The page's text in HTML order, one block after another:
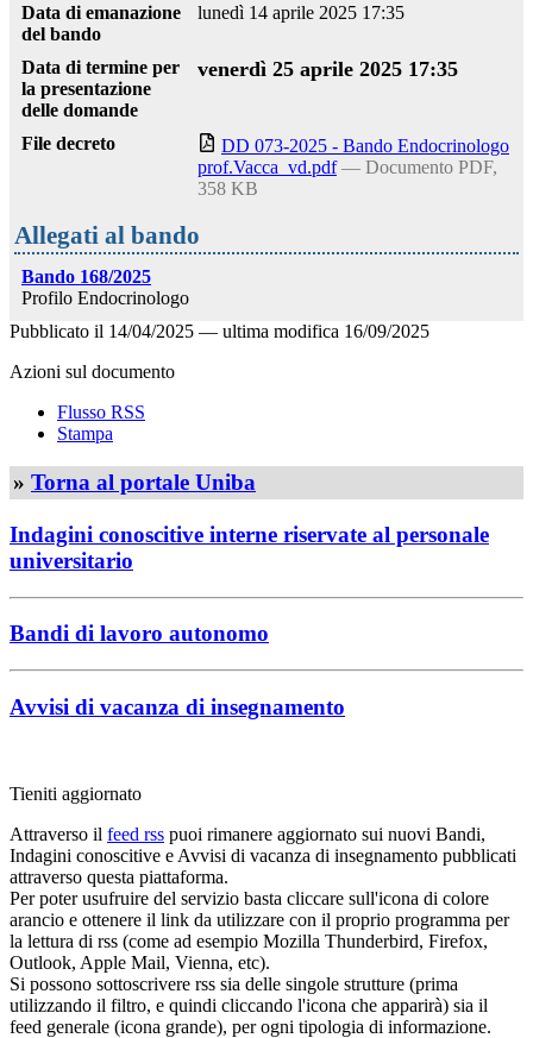
Data di emanazione
del bando
lunedì 14 aprile 2025 17:35
Data di termine per
la presentazione
delle domande
venerdì 25 aprile 2025 17:35
File decreto
DD 073-2025 - Bando Endocrinologo
prof.Vacca_vd.pdf — Documento PDF,
358 KB
Allegati al bando
Bando 168/2025
Profilo Endocrinologo
Pubblicato il 14/04/2025 — ultima modifica 16/09/2025
Azioni sul documento
Flusso RSS
Stampa
» Torna al portale Uniba
Indagini conoscitive interne riservate al personale
universitario
Bandi di lavoro autonomo
Avvisi di vacanza di insegnamento
Tieniti aggiornato
Attraverso il feed rss puoi rimanere aggiornato sui nuovi Bandi,
Indagini conoscitive e Avvisi di vacanza di insegnamento pubblicati
attraverso questa piattaforma.
Per poter usufruire del servizio basta cliccare sull'icona di colore
arancio e ottenere il link da utilizzare con il proprio programma per
la lettura di rss (come ad esempio Mozilla Thunderbird, Firefox,
Outlook, Apple Mail, Vienna, etc).
Si possono sottoscrivere rss sia delle singole strutture (prima
utilizzando il filtro, e quindi cliccando l'icona che apparirà) sia il
feed generale (icona grande), per ogni tipologia di informazione.